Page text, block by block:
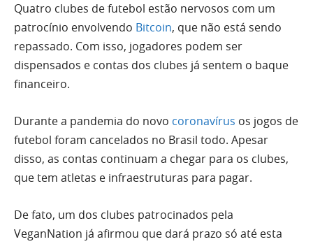
Quatro clubes de futebol estão nervosos com um
patrocínio envolvendo Bitcoin, que não está sendo
repassado. Com isso, jogadores podem ser
dispensados e contas dos clubes já sentem o baque
financeiro.
Durante a pandemia do novo coronavírus os jogos de
futebol foram cancelados no Brasil todo. Apesar
disso, as contas continuam a chegar para os clubes,
que tem atletas e infraestruturas para pagar.
De fato, um dos clubes patrocinados pela
VeganNation já afirmou que dará prazo só até esta